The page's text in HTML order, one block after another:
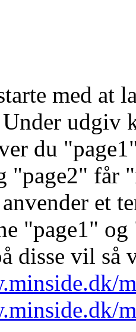
med at
udgiv
du
"page2" får
et
"page1"
disse vil så